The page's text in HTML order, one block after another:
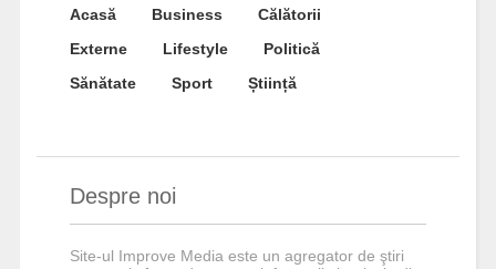
Acasă Business
Călătorii
Externe
Lifestyle
Politică
Sănătate
Sport Știință
Despre noi
Site-ul Improve Media este un agregator de ştiri